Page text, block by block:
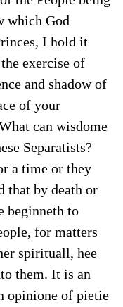
which God
I hold it
exercise of
and shadow of
of your
can wisdome
Separatists?
a time or they
that by death or
beginneth to
for matters
spirituall, hee
them. It is an
opinione of pietie